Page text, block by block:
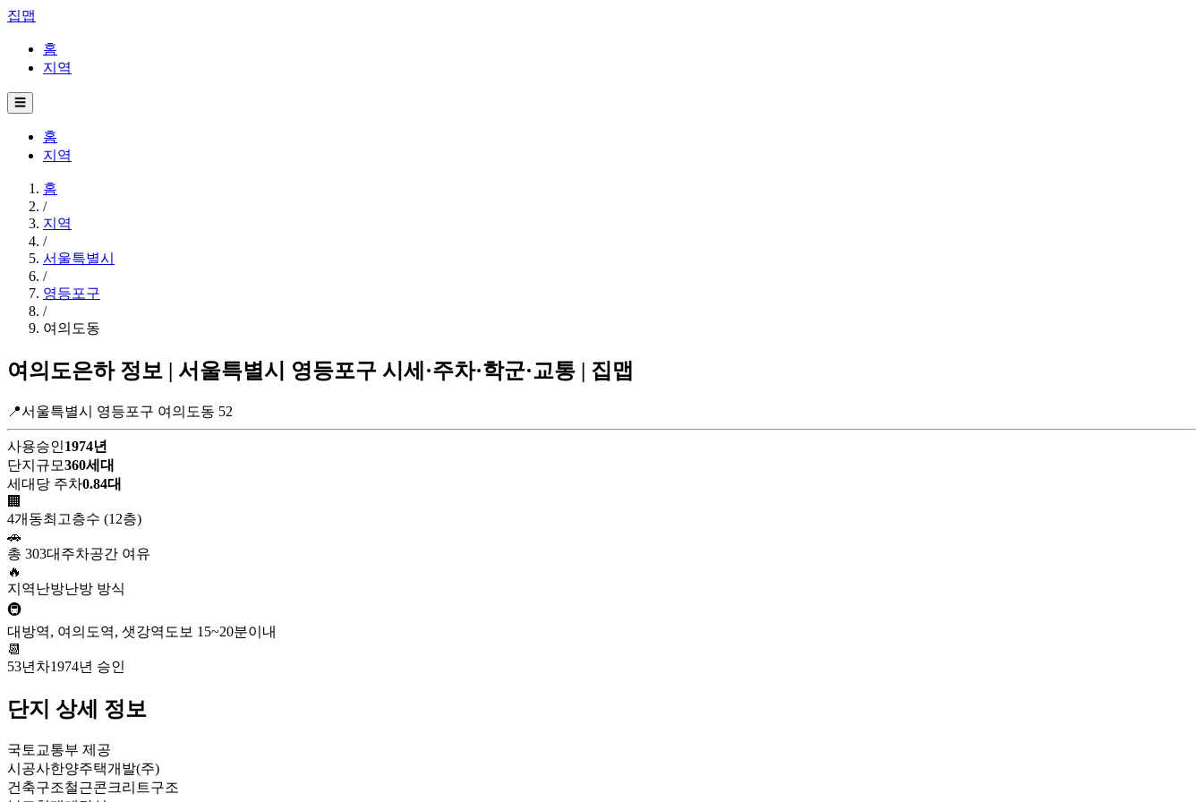
집맵
홈
지역
☰
홈
지역
홈
/
지역
/
서울특별시
/
영등포구
/
여의도동
여의도은하 정보 | 서울특별시 영등포구 시세·주차·학군·교통 | 집맵
📍서울특별시 영등포구 여의도동 52
사용승인1974년
단지규모360세대
세대당 주차0.84대
🏢
4개동최고층수 (12층)
🚗
총 303대 주차공간 여유
🔥
지역난방난방 방식
🚇
대방역, 여의도역, 샛강역 도보 15~20분이내
📆
53년차1974년 승인
단지 상세 정보
국토교통부 제공
시공사한양주택개발(주)
건축구조철근콘크리트구조